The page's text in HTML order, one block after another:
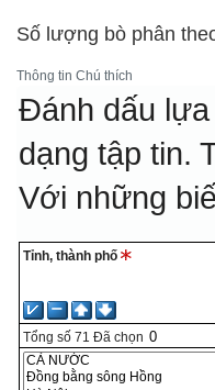
Số lượng bò phân
Thông tin Chú thích
Đánh dấu
dạng tập tin.
Với những
Tỉnh, thành phố
Tổng số 71 Đã chọn